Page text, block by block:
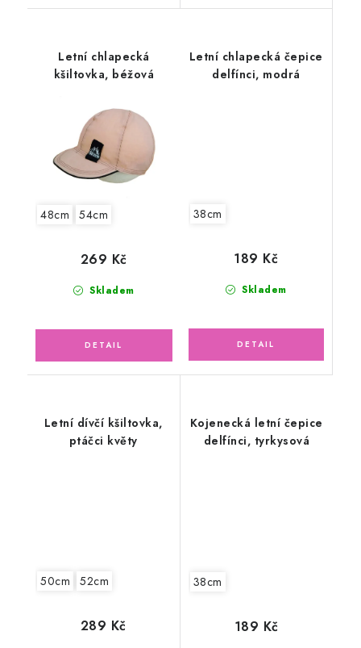
Letní chlapecká
kšiltovka, béžová
48cm 54cm
Skladem
269 Kč
Letní chlapecká čepice
delfínci, modrá
38cm
Skladem
189 Kč
Letní dívčí kšiltovka,
ptáčci květy
50cm 52cm
289 Kč
Kojenecká letní čepice
delfínci, tyrkysová
38cm
189 Kč